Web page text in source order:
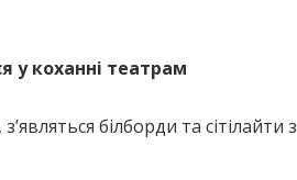
у коханні театрам
білборди та сітілайти з